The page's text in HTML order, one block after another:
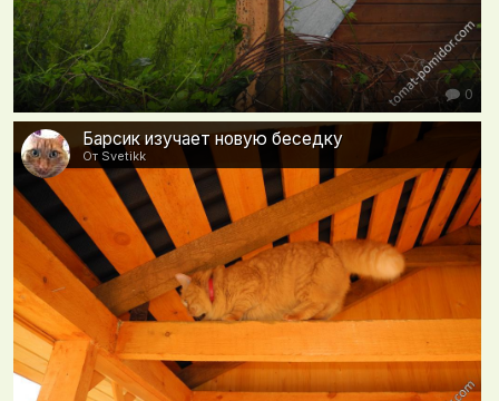
0
Барсик изучает новую беседку
От Svetikk